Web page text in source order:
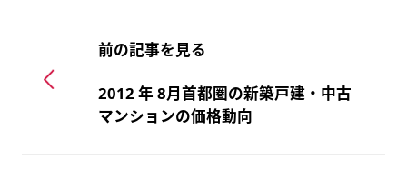
前の記事を見る
2012 年 8月首都圏の新築戸建・中古
マンションの価格動向